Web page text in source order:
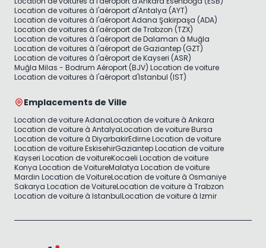
Location de voitures à l'aéroport d'Antalya (AYT)
Location de voitures à l'aéroport Adana Şakirpaşa (ADA)
Location de voitures à l'aéroport de Trabzon (TZX)
Location de voitures à l'aéroport de Dalaman à Muğla
Location de voitures à l'aéroport de Gaziantep (GZT)
Location de voitures à l'aéroport de Kayseri (ASR)
Muğla Milas - Bodrum Aéroport (BJV) Location de voiture
Location de voitures à l'aéroport d'Istanbul (IST)
Emplacements de Ville
Location de voiture AdanaLocation de voiture à Ankara
Location de voiture à AntalyaLocation de voiture Bursa
Location de voiture à DiyarbakirEdirne Location de voiture
Location de voiture EskisehirGaziantep Location de voiture
Kayseri Location de voitureKocaeli Location de voiture
Konya Location de VoitureMalatya Location de voiture
Mardin Location de VoitureLocation de voiture à Osmaniye
Sakarya Location de VoitureLocation de voiture à Trabzon
Location de voiture à IstanbulLocation de voiture à Izmir